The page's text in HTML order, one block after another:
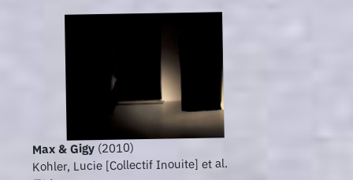
Max & Gigy(2010)
Kohler, Lucie [Collectif Inouite] et al.